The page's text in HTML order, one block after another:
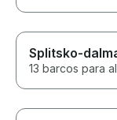
Splitsko-
13 barcos para